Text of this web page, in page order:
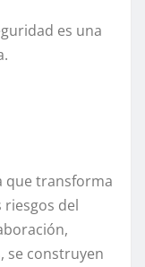
es una
que transforma
del
se construyen